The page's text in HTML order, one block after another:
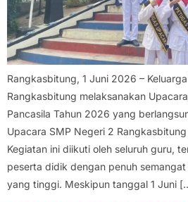
Rangkasbitung, 1 Juni 2026 –
Rangkasbitung melaksanakan
Pancasila Tahun 2026 yang
Upacara SMP Negeri 2
Kegiatan ini diikuti oleh seluruh guru,
peserta didik dengan penuh
yang tinggi. Meskipun tanggal 1 Juni